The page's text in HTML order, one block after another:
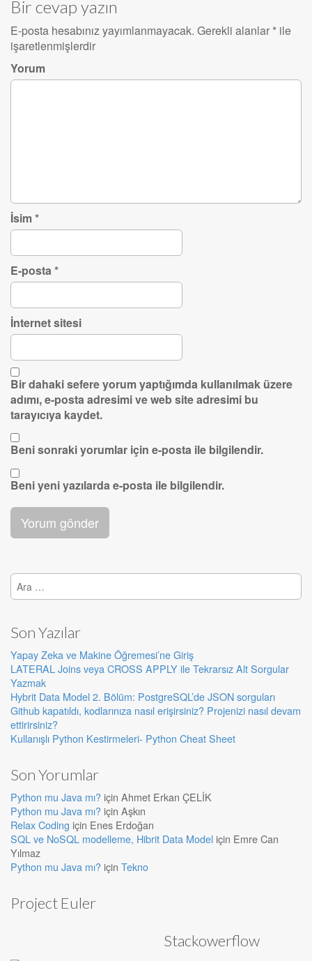
Bir cevap yazın
E-posta hesabınız yayımlanmayacak. Gerekli alanlar * ile
işaretlenmişlerdir
Yorum
İsim*
E-posta*
İnternet sitesi
Bir dahaki sefere yorum yaptığımda kullanılmak üzere
adımı, e-posta adresimi ve web site adresimi bu
tarayıcıya kaydet.
Beni sonraki yorumlar için e-posta ile bilgilendir.
Beni yeni yazılarda e-posta ile bilgilendir.
Arama:
Son Yazılar
Yapay Zeka ve Makine Öğremesi’ne Giriş
LATERAL Joins veya CROSS APPLY ile Tekrarsız Alt Sorgular
Yazmak
Hybrit Data Model 2. Bölüm: PostgreSQL’de JSON sorguları
Github kapatıldı, kodlarınıza nasıl erişirsiniz? Projenizi nasıl devam
ettirirsiniz?
Kullanışlı Python Kestirmeleri- Python Cheat Sheet
Son Yorumlar
Python mu Java mı? için Ahmet Erkan ÇELİK
Python mu Java mı? için Aşkın
Relax Coding için Enes Erdoğan
SQL ve NoSQL modelleme, Hibrit Data Model için Emre Can
Yılmaz
Python mu Java mı? için Tekno
Project Euler
Stackowerflow